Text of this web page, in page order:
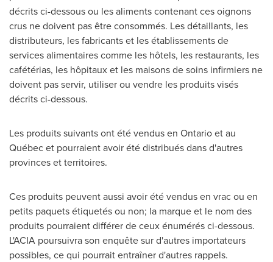
décrits ci-dessous ou les aliments contenant ces oignons
crus ne doivent pas être consommés. Les détaillants, les
distributeurs, les fabricants et les établissements de
services alimentaires comme les hôtels, les restaurants, les
cafétérias, les hôpitaux et les maisons de soins infirmiers ne
doivent pas servir, utiliser ou vendre les produits visés
décrits ci-dessous.
Les produits suivants ont été vendus en Ontarioet au
Québec et pourraient avoir été distribués dans d'autres
provinces et territoires.
Ces produits peuvent aussi avoir été vendus en vrac ou en
petits paquets étiquetés ou non; la marque et le nom des
produits pourraient différer de ceux énumérés ci-dessous.
L'ACIA poursuivra son enquête sur d'autres importateurs
possibles, ce qui pourrait entraîner d'autres rappels.